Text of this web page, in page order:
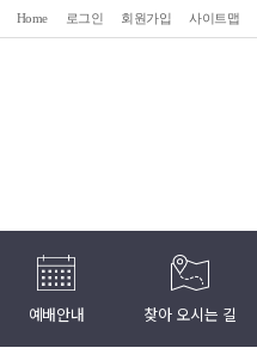
Home 로그인 회원가입 사이트맵
예배안내 찾아 오시는 길